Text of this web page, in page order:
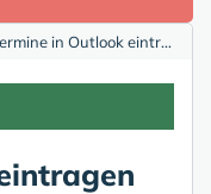
E-Mail Blog: Termine in Outlook eintragen